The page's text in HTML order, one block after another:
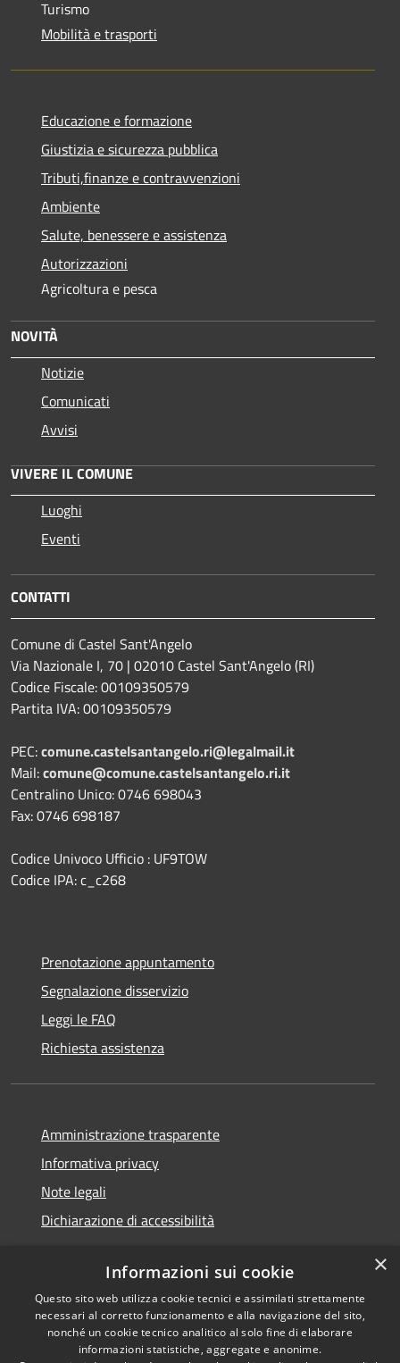
Turismo
Mobilità e trasporti
Educazione e formazione
Giustizia e sicurezza pubblica
Tributi,finanze e contravvenzioni
Ambiente
Salute, benessere e assistenza
Autorizzazioni
Agricoltura e pesca
NOVITÀ
Notizie
Comunicati
Avvisi
VIVERE IL COMUNE
Luoghi
Eventi
CONTATTI
Comune di Castel Sant'Angelo
Via Nazionale I, 70 | 02010 Castel Sant'Angelo (RI)
Codice Fiscale: 00109350579
Partita IVA: 00109350579
PEC:comune.castelsantangelo.ri@legalmail.it
Mail:comune@comune.castelsantangelo.ri.it
Centralino Unico: 0746 698043
Fax: 0746 698187
Codice Univoco Ufficio : UF9TOW
Codice IPA: c_c268
Prenotazione appuntamento
Segnalazione disservizio
Leggi le FAQ
Richiesta assistenza
Amministrazione trasparente
Informativa privacy
Note legali
Dichiarazione di accessibilità
RSS
Accessibilità
Copyright © 2026 • Comune di
Castel Sant'Angelo • Powered
byMunicipium•
×
Informazioni sui cookie
Questo sito web utilizza cookie tecnici e assimilati strettamente
necessari al corretto funzionamento e alla navigazione del sito,
nonché un cookie tecnico analitico al solo fine di elaborare
informazioni statistiche, aggregate e anonime.